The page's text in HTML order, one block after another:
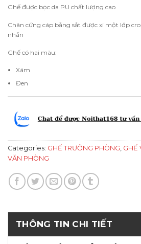
customer
Ghế được bọc da PU chất lượng cao
Chân cứng cáp bằng sắt được xi một lớp
nhấn
Ghế có hai màu:
Xám
Đen
Categories: GHẾ TRƯỞNG PHÒNG, GHẾ
VĂN PHÒNG
THÔNG TIN CHI TIẾT